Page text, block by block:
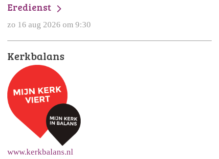
Eredienst
zo 16 aug 2026 om 9:30
Kerkbalans
www.kerkbalans.nl